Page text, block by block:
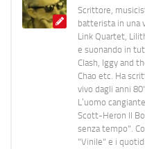
Scrittore,
batterista in una
Link Quartet,
e suonando in
Clash, Iggy and
Chao etc. Ha
vivo dagli anni
L’uomo
Scott-Heron Il
senza tempo".
"Vinile" e i